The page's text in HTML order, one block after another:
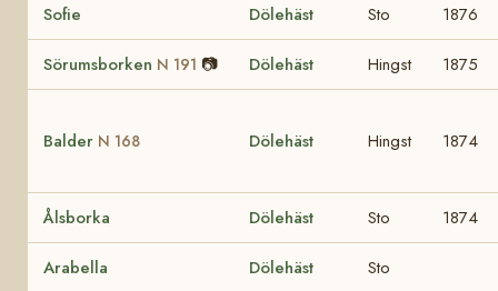
Sofie Dölehäst Sto 1876
Sörumsborken N 191 📷 Dölehäst Hingst 1875
Balder N 168 Dölehäst Hingst 1874
Ålsborka Dölehäst Sto 1874
Arabella Dölehäst Sto